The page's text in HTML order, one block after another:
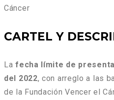
Cáncer
CARTEL Y
Lafecha límite de
del 2022, con arreglo a las
de la Fundación Vencer el